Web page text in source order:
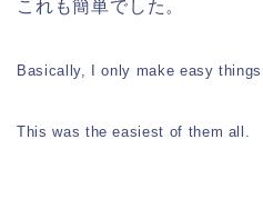
これも簡単でした。
Basically, I only make easy things.
This was the easiest of them all.